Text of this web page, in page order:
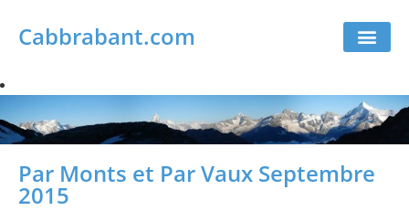
Cabbrabant.com
Par Monts et Par Vaux Septembre
2015